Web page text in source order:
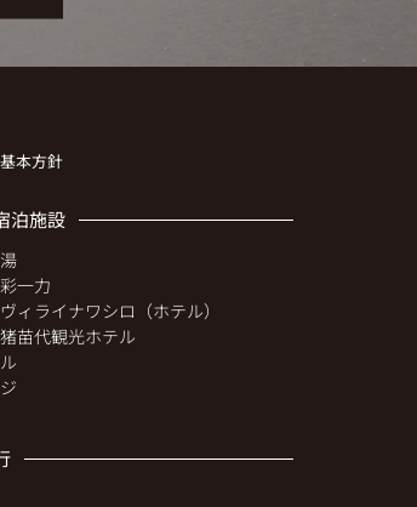
本方針
泊施設
一力
ライナワシロ（ホテル）
苗代観光ホテル